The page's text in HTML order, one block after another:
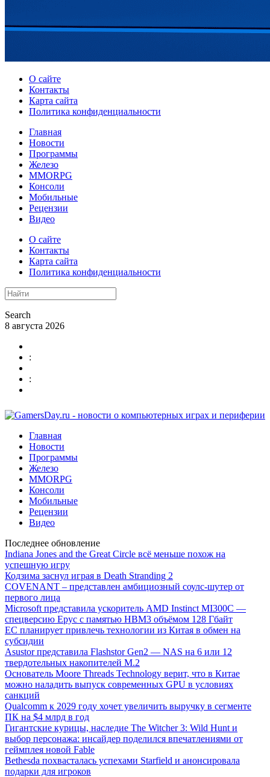
О сайте
Контакты
Карта сайта
Политика конфиденциальности
Главная
Новости
Программы
Железо
MMORPG
Консоли
Мобильные
Рецензии
Видео
О сайте
Контакты
Карта сайта
Политика конфиденциальности
Search
8 августа 2026
:
:
Главная
Новости
Программы
Железо
MMORPG
Консоли
Мобильные
Рецензии
Видео
Последнее обновление
Indiana Jones and the Great Circle всё меньше похож на
успешную игру
Кодзима заснул играя в Death Stranding 2
COVENANT – представлен амбициозный соулс-шутер от
первого лица
Microsoft представила ускоритель AMD Instinct MI300C —
спецверсию Epyc с памятью HBM3 объёмом 128 Гбайт
ЕС планирует привлечь технологии из Китая в обмен на
субсидии
Asustor представила Flashstor Gen2 — NAS на 6 или 12
твердотельных накопителей M.2
Основатель Moore Threads Technology верит, что в Китае
можно наладить выпуск современных GPU в условиях
санкций
Qualcomm к 2029 году хочет увеличить выручку в сегменте
ПК на $4 млрд в год
Гигантские курицы, наследие The Witcher 3: Wild Hunt и
выбор персонажа: инсайдер поделился впечатлениями от
геймплея новой Fable
Bethesda похвасталась успехами Starfield и анонсировала
подарки для игроков